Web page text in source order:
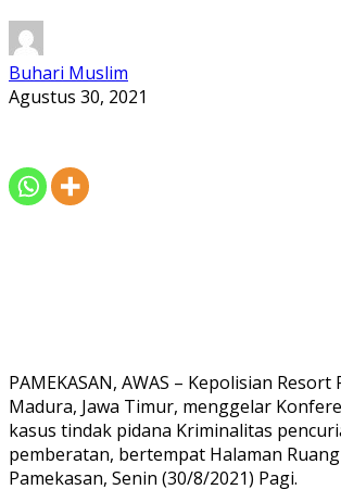
Buhari Muslim
Agustus 30, 2021
PAMEKASAN, AWAS – Kepolisian Resort
Madura, Jawa Timur, menggelar
kasus tindak pidana Kriminalitas
pemberatan, bertempat Halaman
Pamekasan, Senin (30/8/2021) Pagi.